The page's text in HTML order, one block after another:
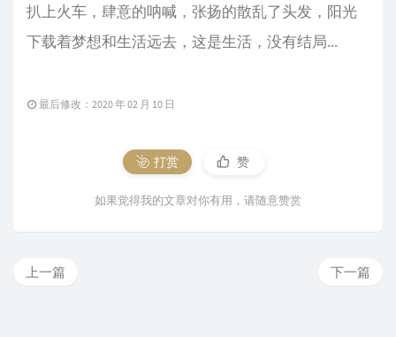
扒上火车，肆意的呐喊，张扬的散乱了头发，阳光
下载着梦想和生活远去，这是生活，没有结局...
最后修改：2020 年 02 月 10 日
打赏 赞
如果觉得我的文章对你有用，请随意赞赏
下一篇
上一篇